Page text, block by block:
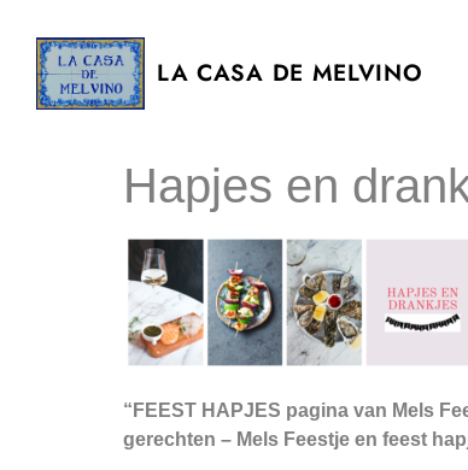
LA CASA DE MELVINO
Hapjes en
“FEEST HAPJES pagina van Mels
gerechten – Mels Feestje en feest